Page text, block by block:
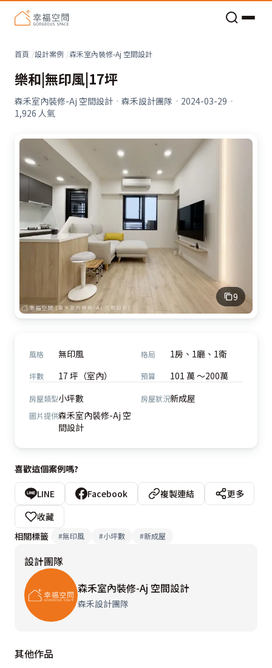
首頁 設計案例 森禾室內裝修-Aj 空間設計
樂和|無印風|17坪
森禾室內裝修-Aj 空間設計 · 森禾設計團隊 · 2024-03-29 ·
1,926 人氣
9
風格 無印風 格局 1房、1廳、1衛
坪數 17 坪（室內） 預算 101 萬 ～200萬
房屋類型小坪數 房屋狀況新成屋
圖片提供森禾室內裝修-Aj 空
間設計
喜歡這個案例嗎?
LINE Facebook 複製連結
更多
收藏
相關標籤
#無印風 #小坪數 #新成屋
設計團隊
森禾室內裝修-Aj 空間設計
森禾設計團隊
其他作品